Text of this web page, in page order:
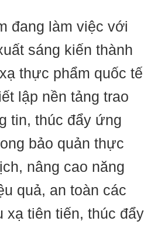
đang làm việc với
sáng kiến thành
thực phẩm quốc tế
lập nền tảng trao
tin, thúc đẩy ứng
bảo quản thực
nâng cao năng
quả, an toàn các
xạ tiên tiến, thúc đẩy